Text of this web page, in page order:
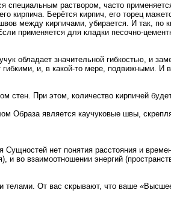
специальным раствором, часто
кирпича. Берётся кирпич, его торец
между кирпичами, убирается. И так, по
применяется для кладки песочно-
обладает значительной гибкостью, и
и, в какой-то мере, подвижными. И
При этом, количество кирпичей
Образа является каучуковые швы,
нет понятия расстояния и
и во взаимоотношении энергий
телами. От вас скрывают, что ваше